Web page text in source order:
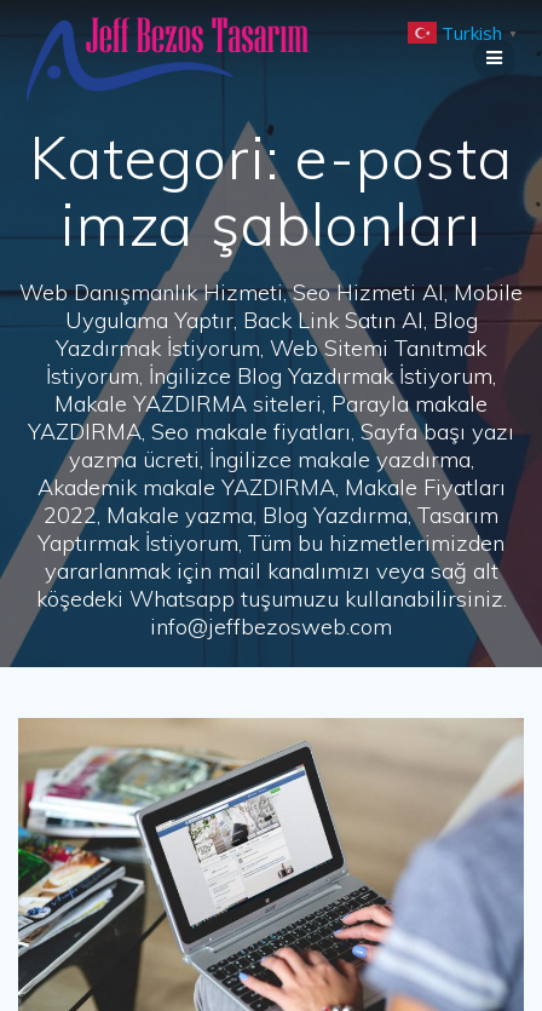
to
Kategori: e-posta
imza şablonları
Web Danışmanlık Hizmeti, Seo Hizmeti Al, Mobile
Uygulama Yaptır, Back Link Satın Al, Blog
Yazdırmak İstiyorum, Web Sitemi Tanıtmak
İstiyorum, İngilizce Blog Yazdırmak İstiyorum,
Makale YAZDIRMA siteleri, Parayla makale
YAZDIRMA, Seo makale fiyatları, Sayfa başı yazı
yazma ücreti, İngilizce makale yazdırma,
Akademik makale YAZDIRMA, Makale Fiyatları
2022, Makale yazma, Blog Yazdırma, Tasarım
Yaptırmak İstiyorum, Tüm bu hizmetlerimizden
yararlanmak için mail kanalımızı veya sağ alt
köşedeki Whatsapp tuşumuzu kullanabilirsiniz.
info@jeffbezosweb.com
Turkish ▼